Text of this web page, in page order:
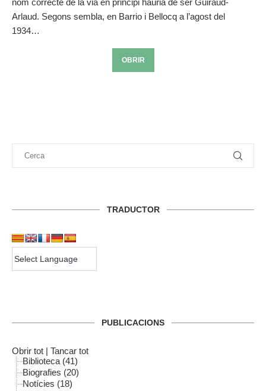
Arlaud. Segons sembla, en Barrio i Bellocq a l’agost del
1934…
OBRIR
TRADUCTOR
PUBLICACIONS
Obrir tot | Tancar tot
Biblioteca (41)
Biografies (20)
Notícies (18)